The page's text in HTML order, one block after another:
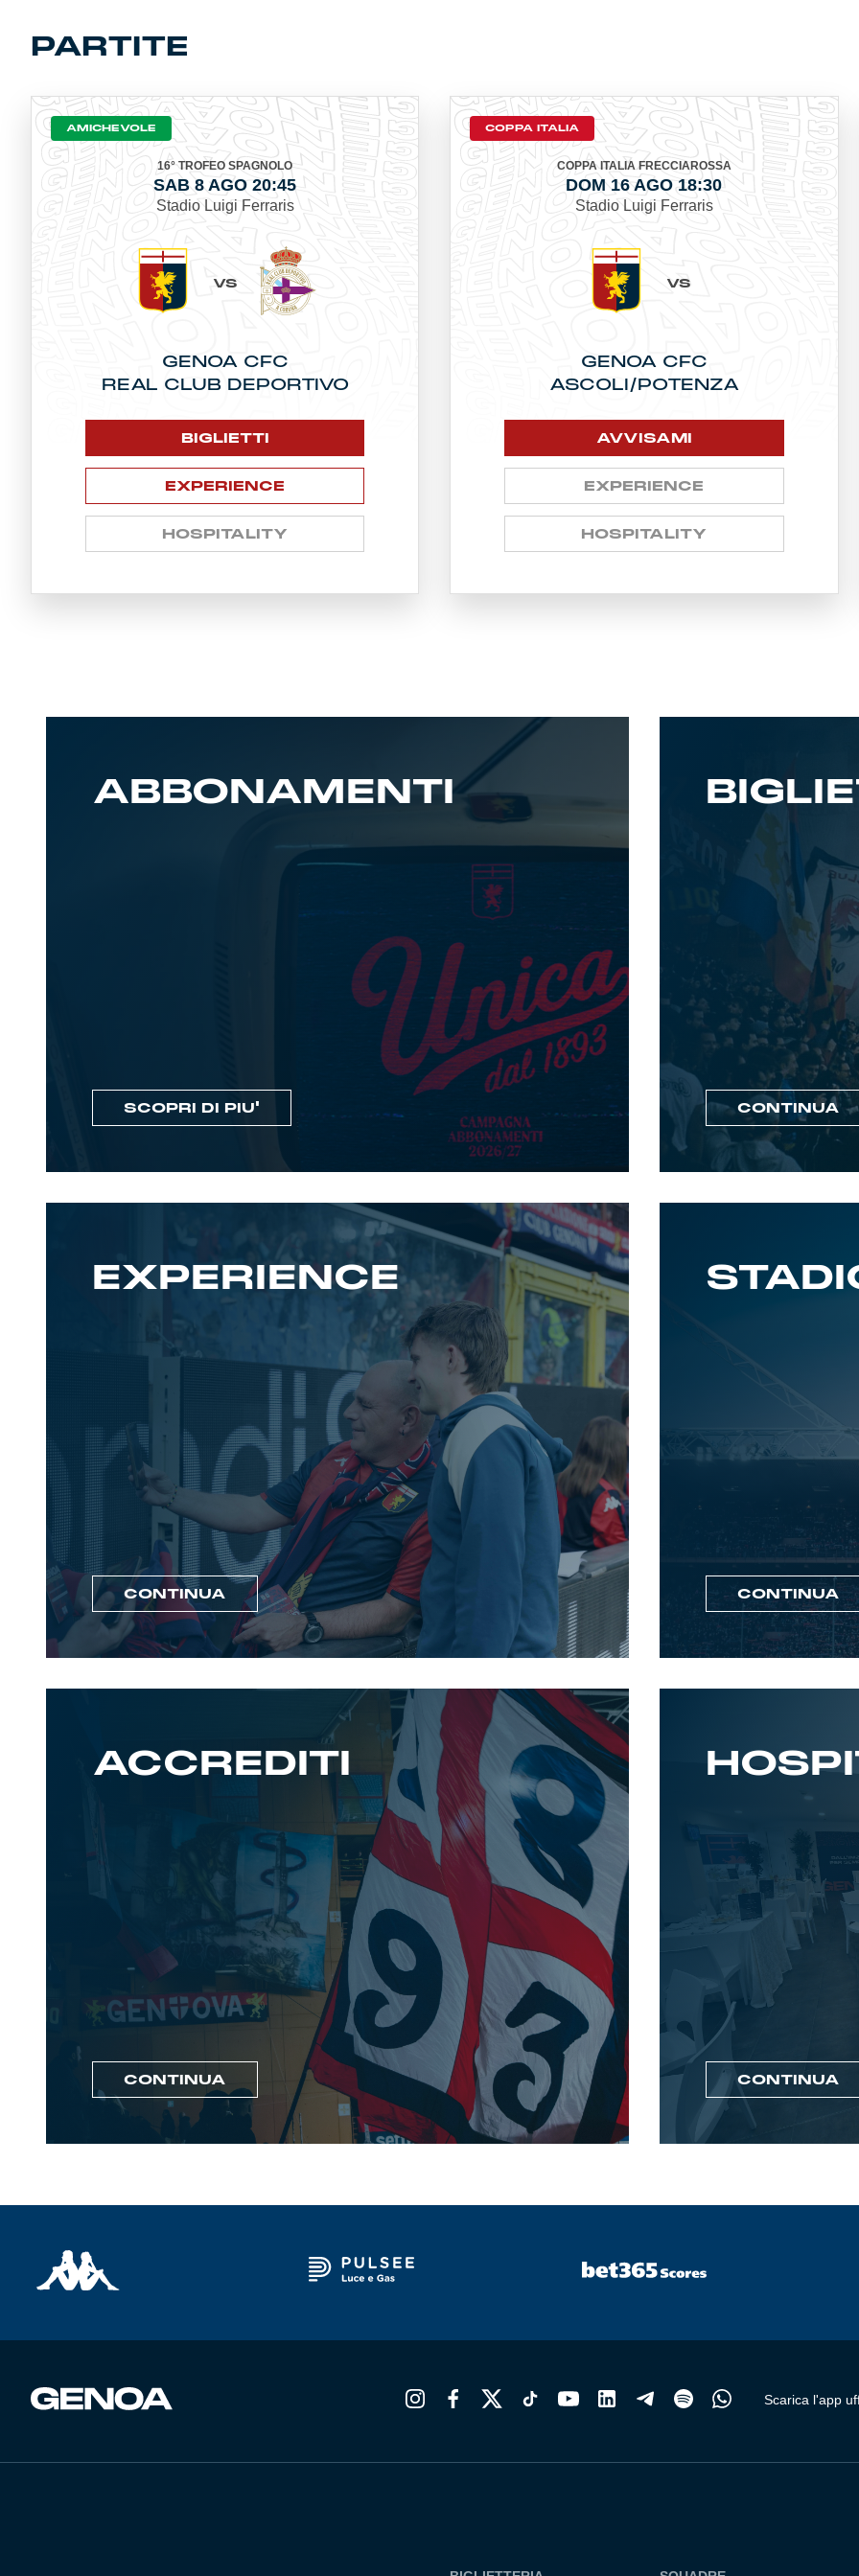
Accessori
Party
Gift Card Online Store
PARTITE
AMICHEVOLE
16° TROFEO SPAGNOLO
SAB 8 AGO 20:45
Stadio Luigi Ferraris
VS
GENOA CFC
REAL CLUB DEPORTIVO
BIGLIETTI
EXPERIENCE
HOSPITALITY
COPPA ITALIA
COPPA ITALIA FRECCIAROSSA
DOM 16 AGO 18:30
Stadio Luigi Ferraris
VS
GENOA CFC
ASCOLI/POTENZA
AVVISAMI
EXPERIENCE
HOSPITALITY
ABBONAMENTI
SCOPRI DI PIU' CONTINUA
EXPERIENCE
CONTINUA CONTINUA
ACCREDITI
CONTINUA CONTINUA
Scarica l'app